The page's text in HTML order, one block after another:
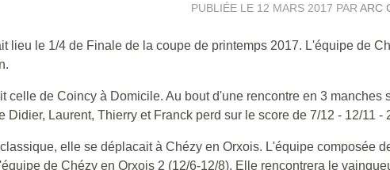
PUBLIÉE LE 12 MARS 2017 PAR ARC
lieu le 1/4 de Finale de la coupe de printemps 2017. L'équipe de
celle de Coincy à Domicile. Au bout d'une rencontre en 3 manches
Didier, Laurent, Thierry et Franck perd sur le score de 7/12 - 12/11 -
elle se déplacait à Chézy en Orxois. L'équipe composée
de Chézy en Orxois 2 (12/6-12/8). Elle rencontrera le